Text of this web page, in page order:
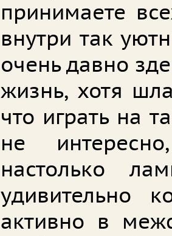
принимаете
внутри так
очень давно
жизнь, хотя
что играть на
не
настолько
удивительно
активно в